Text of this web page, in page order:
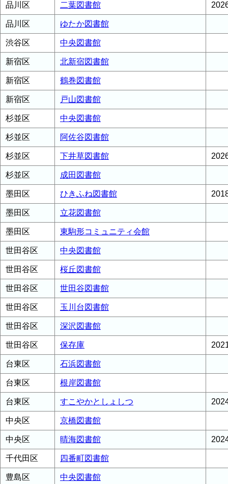
品川区 二葉図書館
品川区 ゆたか図書館
渋谷区 中央図書館
新宿区 北新宿図書館
新宿区 鶴巻図書館
新宿区 戸山図書館
杉並区 中央図書館
杉並区 阿佐谷図書館
杉並区 下井草図書館
杉並区 成田図書館
墨田区 ひきふね図書館
墨田区 立花図書館
墨田区 東駒形コミュニティ会館
世田谷区 中央図書館
世田谷区 桜丘図書館
世田谷区 世田谷図書館
世田谷区 玉川台図書館
世田谷区 深沢図書館
世田谷区 保存庫
台東区 石浜図書館
台東区 根岸図書館
台東区 すこやかとしょしつ
中央区 京橋図書館
中央区 晴海図書館
千代田区 四番町図書館
豊島区 中央図書館